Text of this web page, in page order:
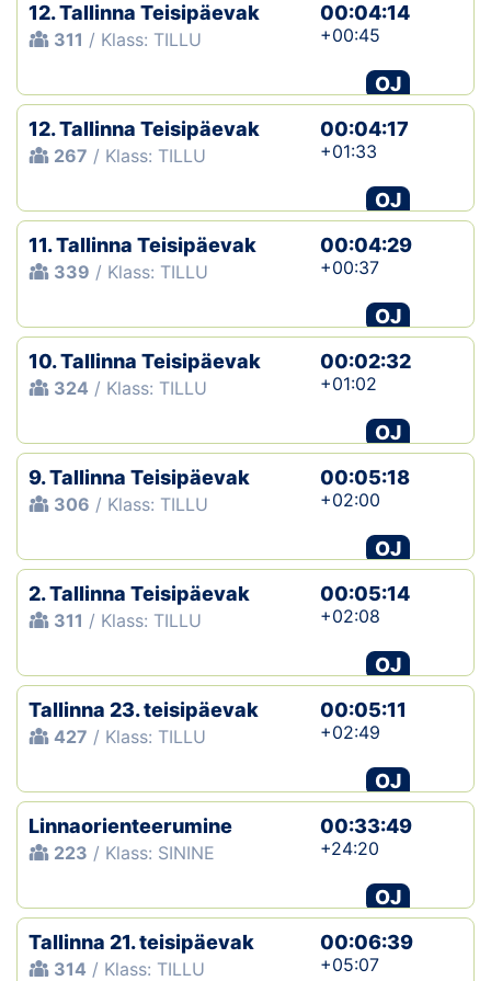
12. Tallinna Teisipäevak
311 / Klass: TILLU
00:04:14
+00:45
OJ
12. Tallinna Teisipäevak
267 / Klass: TILLU
00:04:17
+01:33
OJ
11. Tallinna Teisipäevak
339 / Klass: TILLU
00:04:29
+00:37
OJ
10. Tallinna Teisipäevak
324 / Klass: TILLU
00:02:32
+01:02
OJ
9. Tallinna Teisipäevak
306 / Klass: TILLU
00:05:18
+02:00
OJ
2. Tallinna Teisipäevak
311 / Klass: TILLU
00:05:14
+02:08
OJ
Tallinna 23. teisipäevak
427 / Klass: TILLU
00:05:11
+02:49
OJ
Linnaorienteerumine
223 / Klass: SININE
00:33:49
+24:20
OJ
Tallinna 21. teisipäevak
314 / Klass: TILLU
00:06:39
+05:07